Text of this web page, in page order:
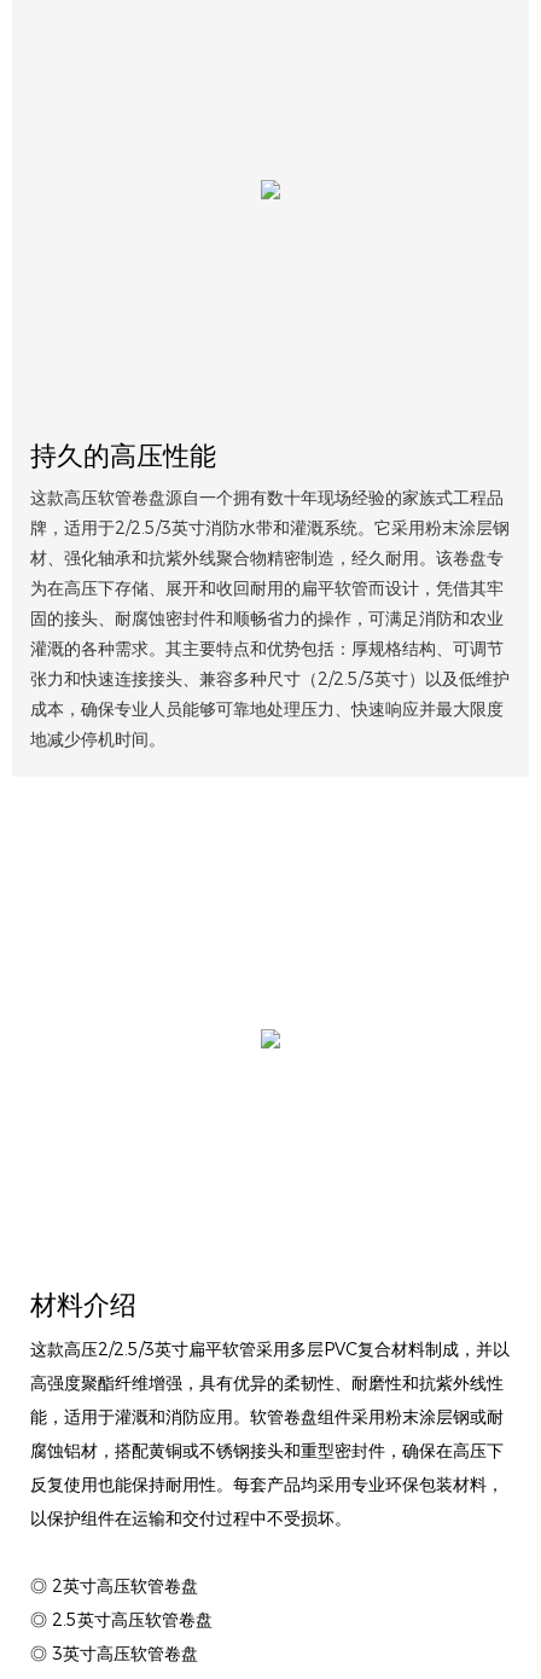
持久的高压性能
这款高压软管卷盘源自一个拥有数十年现场经验的家族式工程品
牌，适用于2/2.5/3英寸消防水带和灌溉系统。它采用粉末涂层钢
材、强化轴承和抗紫外线聚合物精密制造，经久耐用。该卷盘专
为在高压下存储、展开和收回耐用的扁平软管而设计，凭借其牢
固的接头、耐腐蚀密封件和顺畅省力的操作，可满足消防和农业
灌溉的各种需求。其主要特点和优势包括：厚规格结构、可调节
张力和快速连接接头、兼容多种尺寸（2/2.5/3英寸）以及低维护
成本，确保专业人员能够可靠地处理压力、快速响应并最大限度
地减少停机时间。
材料介绍
这款高压2/2.5/3英寸扁平软管采用多层PVC复合材料制成，并以
高强度聚酯纤维增强，具有优异的柔韧性、耐磨性和抗紫外线性
能，适用于灌溉和消防应用。软管卷盘组件采用粉末涂层钢或耐
腐蚀铝材，搭配黄铜或不锈钢接头和重型密封件，确保在高压下
反复使用也能保持耐用性。每套产品均采用专业环保包装材料，
以保护组件在运输和交付过程中不受损坏。
◎ 2英寸高压软管卷盘
◎ 2.5英寸高压软管卷盘
◎ 3英寸高压软管卷盘